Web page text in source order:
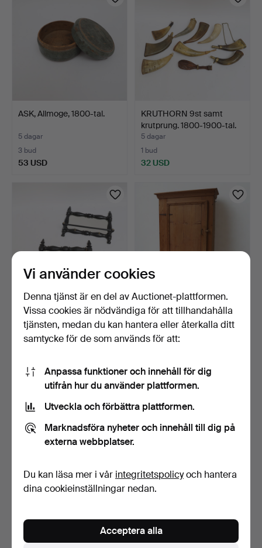
ASK, Allmoge, 1800-tal.
5 dagar
3 bud
53 USD
KRUTHORN 9st samt
krutprung. 1800-1900-tal.
5 dagar
1 bud
32 USD
HANDDUKSHÄNGARE 2st,
1800-1900-tal, svartm…
SKÅP, allmoge, 1800-tal,
furu.
6 dagar
1872, delvis med or…
1 bud
front med infälld…
6 dagar
1 bud
Vi använder cookies
Denna tjänst är en del av Auctionet-plattformen.
Vissa cookies är nödvändiga för att tillhandahålla
tjänsten, medan du kan hantera eller återkalla ditt
samtycke för de som används för att:
Anpassa funktioner och innehåll för dig
utifrån hur du använder plattformen.
Utveckla och förbättra plattformen.
Marknadsföra nyheter och innehåll till dig på
externa webbplatser.
Du kan läsa mer i vår integritetspolicyoch hantera
dina cookieinställningar nedan.
Acceptera alla